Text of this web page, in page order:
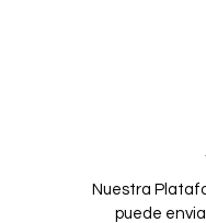
Nuestra
puede